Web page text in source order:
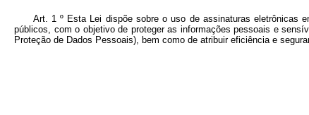
Art. 1 º Esta Lei dispõe sobre o uso de assinaturas
públicos, com o objetivo de proteger as informações pessoais e
Proteção de Dados Pessoais), bem como de atribuir eficiência e